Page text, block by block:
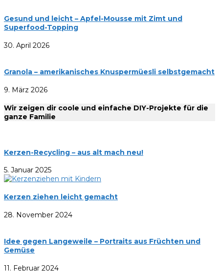
Gesund und leicht – Apfel-Mousse mit Zimt und
Superfood-Topping
30. April 2026
Granola – amerikanisches Knuspermüesli selbstgemacht
9. März 2026
Wir zeigen dir coole und einfache DIY-Projekte für die
ganze Familie
Kerzen-Recycling – aus alt mach neu!
5. Januar 2025
Kerzen ziehen leicht gemacht
28. November 2024
Idee gegen Langeweile – Portraits aus Früchten und
Gemüse
11. Februar 2024